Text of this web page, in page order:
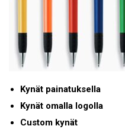
Kynät painatuksella
Kynät omalla logolla
Custom kynät